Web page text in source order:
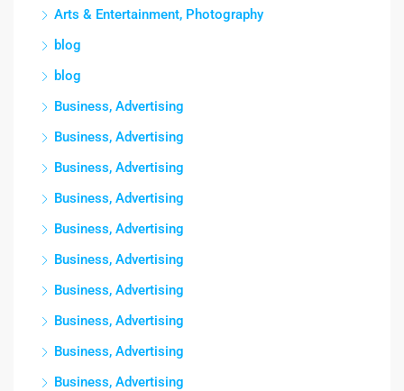
Arts & Entertainment, Photography
blog
blog
Business, Advertising
Business, Advertising
Business, Advertising
Business, Advertising
Business, Advertising
Business, Advertising
Business, Advertising
Business, Advertising
Business, Advertising
Business, Advertising